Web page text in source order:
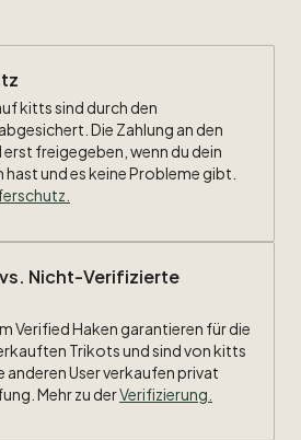
imMittelfeldundführteden
Pokal.
kitts sind durch den
Die Zahlung an den
freigegeben, wenn du dein
und es keine Probleme gibt.
Nicht-Verifizierte
Verified Haken garantieren für die
Trikots und sind von kitts
User verkaufen privat
Mehr zu derVerifizierung.